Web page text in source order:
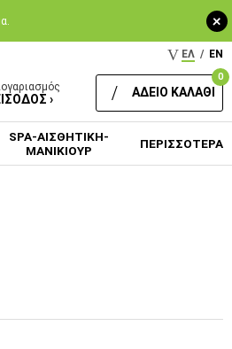
+
ΕΛ / EN
›
0
ΑΔΕΙΟ ΚΑΛΑΘΙ
SPA-ΑΙΣΘΗΤΙΚΗ-
ΜΑΝΙΚΙΟΥΡ
ΠΕΡΙΣΣΟΤΕΡΑ